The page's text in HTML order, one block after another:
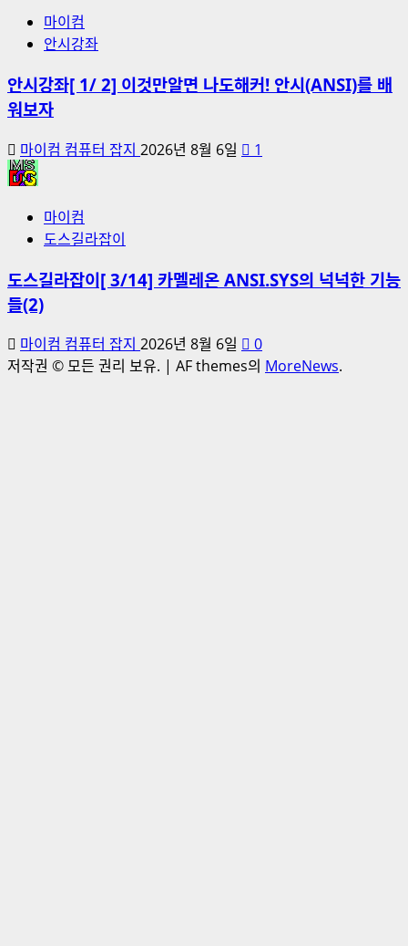
마이컴
안시강좌
안시강좌[ 1/ 2] 이것만알면 나도해커! 안시(ANSI)를 배
워보자
마이컴 컴퓨터 잡지 2026년 8월 6일 1
마이컴
도스길라잡이
도스길라잡이[ 3/14] 카멜레온 ANSI.SYS의 넉넉한 기능
들(2)
마이컴 컴퓨터 잡지 2026년 8월 6일
0
저작권 © 모든 권리 보유. | AF themes의 MoreNews.